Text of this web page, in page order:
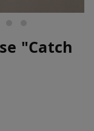
"Catch